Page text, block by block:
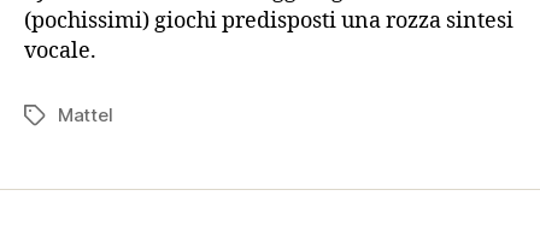
(pochissimi) giochi predisposti una rozza sintesi
vocale.
Tag Mattel